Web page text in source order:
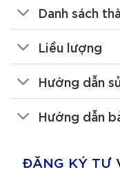
Danh sách
Liều lượng
Hướng dẫn
Hướng dẫn
ĐĂNG KÝ TƯ